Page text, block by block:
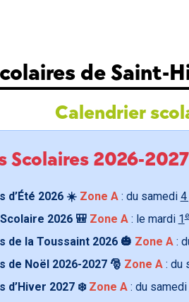
de Saint-
Calendrier
Scolaires 2026-2027
d’Été 2026 ☀️ Zone A: du samedi 4
2026 🎒 Zone A: le mardi 1
de la Toussaint 2026 🎃 Zone A:
de Noël 2026-2027 🎅 Zone A: du
d’Hiver 2027 ❄️ Zone A: du samedi